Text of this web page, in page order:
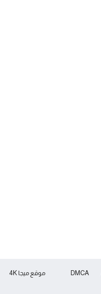
موقع ميجا 4K DMCA